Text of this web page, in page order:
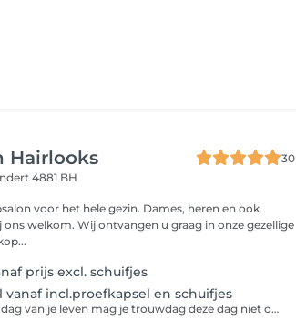
Hairlooks
30
4881 BH
voor het hele gezin. Dames, heren en ook
ons welkom. Wij ontvangen u graag in onze gezellige
prijs excl. schuifjes
vanaf incl.proefkapsel en schuifjes
Voor de mooie dag van je leven mag je trouwdag deze dag niet ontbreken om goed overleg tot een prachtige bruidskapsel te creëren bij Hairlooks